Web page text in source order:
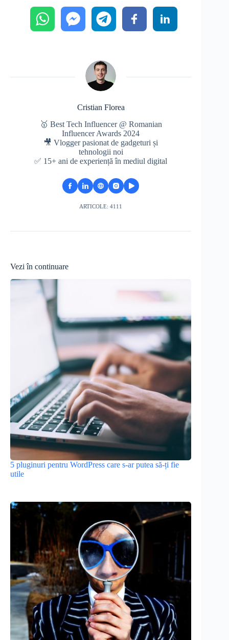
Cristian Florea
🥇 Best Tech Influencer @ Romanian
Influencer Awards 2024
🎥 Vlogger pasionat de gadgeturi și
tehnologii noi
✅ 15+ ani de experiență în mediul digital
ARTICOLE: 4111
Vezi în continuare
5 pluginuri pentru WordPress care s-ar putea să-ți fie
utile